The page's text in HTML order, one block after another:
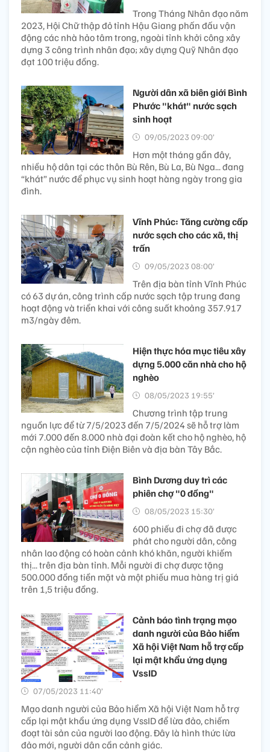
Trong Tháng Nhân đạo năm
2023, Hội Chữ thập đỏ tỉnh Hậu Giang phấn đấu vận
động các nhà hảo tâm trong, ngoài tỉnh khởi công xây
dựng 3 công trình nhân đạo; xây dựng Quỹ Nhân đạo
đạt 100 triệu đồng.
Người dân xã biên giới Bình
Phước "khát" nước sạch
sinh hoạt
09/05/2023 09:00’
Hơn một tháng gần đây,
nhiều hộ dân tại các thôn Bù Rên, Bù La, Bù Nga... đang
“khát” nước để phục vụ sinh hoạt hàng ngày trong gia
đình.
Vĩnh Phúc: Tăng cường cấp
nước sạch cho các xã, thị
trấn
09/05/2023 08:00’
Trên địa bàn tỉnh Vĩnh Phúc
có 63 dự án, công trình cấp nước sạch tập trung đang
hoạt động và triển khai với công suất khoảng 357.917
m3/ngày đêm.
Hiện thực hóa mục tiêu xây
dựng 5.000 căn nhà cho hộ
nghèo
08/05/2023 19:55’
Chương trình tập trung
nguồn lực để từ 7/5/2023 đến 7/5/2024 sẽ hỗ trợ làm
mới 7.000 đến 8.000 nhà đại đoàn kết cho hộ nghèo, hộ
cận nghèo của tỉnh Điện Biên và địa bàn Tây Bắc.
Bình Dương duy trì các
phiên chợ "0 đồng"
08/05/2023 15:30’
600 phiếu đi chợ đã được
phát cho người dân, công
nhân lao động có hoàn cảnh khó khăn, người khiếm
thị... trên địa bàn tỉnh. Mỗi người đi chợ được tặng
500.000 đồng tiền mặt và một phiếu mua hàng trị giá
trên 1,5 triệu đồng.
Cảnh báo tình trạng mạo
danh người của Bảo hiểm
Xã hội Việt Nam hỗ trợ cấp
lại mật khẩu ứng dụng
VssID
07/05/2023 11:40’
Mạo danh người của Bảo hiểm Xã hội Việt Nam hỗ trợ
cấp lại mật khẩu ứng dụng VssID để lừa đảo, chiếm
đoạt tài sản của người lao động. Đây là hình thức lừa
đảo mới, người dân cần cảnh giác.